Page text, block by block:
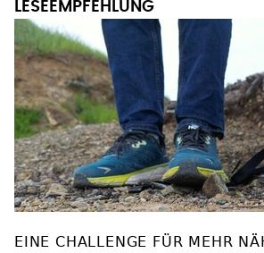
EINE CHALLENGE FÜR MEHR